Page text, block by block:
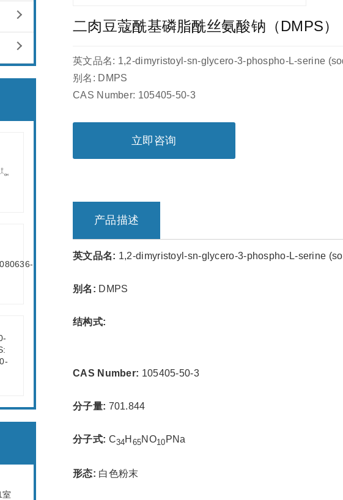
室
二肉豆蔻酰基磷脂酰丝氨酸钠（DMPS）
英文品名: 1,2-dimyristoyl-sn-glycero-3-phospho-L-serine
别名: DMPS
CAS Number: 105405-50-3
立即咨询
产品描述
英文品名: 1,2-dimyristoyl-sn-glycero-3-phospho-L-serine
别名: DMPS
结构式:
CAS Number: 105405-50-3
分子量: 701.844
分子式: C34H 65NO10 PNa
形态: 白色粉末